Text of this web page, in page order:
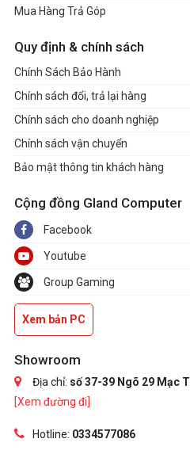
Mua Hàng Trả Góp
Quy định & chính sách
Chính Sách Bảo Hành
Chính sách đổi, trả lại hàng
Chính sách cho doanh nghiệp
Chính sách vận chuyển
Bảo mật thông tin khách hàng
Cộng đồng Gland Computer
Facebook
Youtube
Group Gaming
Xem bản PC
Showroom
Địa chỉ: số 37-39 Ngõ 29 Mạc
[Xem đường đi]
Hotline: 0334577086